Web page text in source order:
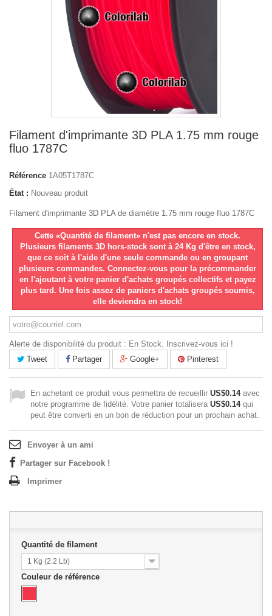
Filament d'imprimante 3D PLA 1.75 mm rouge
fluo 1787C
Référence 1A05T1787C
État : Nouveau produit
Filament d'imprimante 3D PLA de diamètre 1.75 mm rouge fluo 1787C
Cette «Quantité de filament» n'est pas encore en stock.
Plusieurs filaments 3D hors-stock sont à 24 Kg d'être en stock,
que ce soit à l'aide d'une seule commande ou en groupant
plusieurs commandes. Connectez-vous pour la précommander
en l'ajoutant à votre panier d'achats groupés collectifs et payez
plus tard. Une fois assez de paniers d'achats groupés soumis,
elle deviendra en stock!
Alerte de disponibilité du produit : En Stock. Inscrivez-vous ici !
Tweet
Partager Google+ Pinterest
En achetant ce produit vous permettra de recueillir US$0.14avec
notre programme de fidélité. Votre panier totalisera US$0.14qui
peut être converti en un bon de réduction pour un prochain achat.
Envoyer à un ami
Partager sur Facebook !
Imprimer
Quantité de filament
1 Kg (2.2 Lb)
Couleur de référence